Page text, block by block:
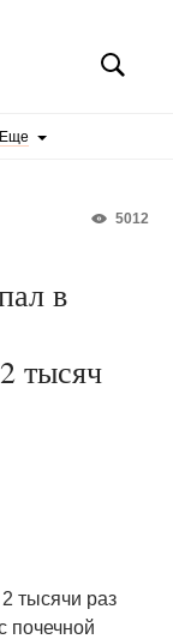
Еще
5012
в
тысяч
тысячи раз
почечной